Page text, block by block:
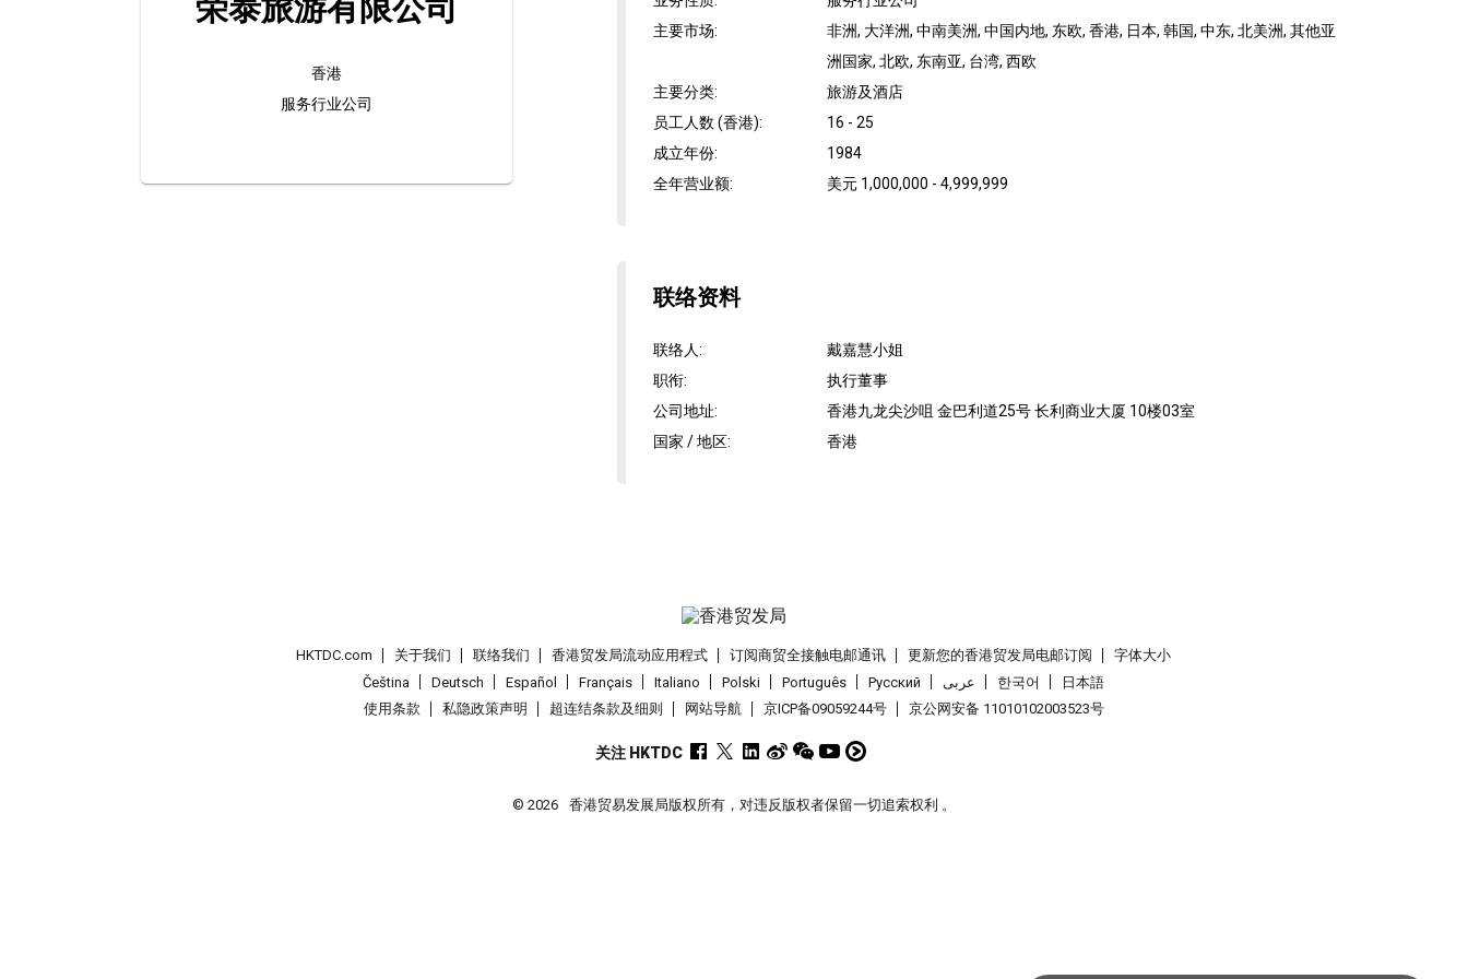
荣泰旅游有限公司
香港
服务行业公司
主要市场:
非洲, 大洋洲, 中南美洲, 中国内地, 东欧, 香港, 日本, 韩国, 中东, 北美洲, 其他亚
洲国家, 北欧, 东南亚, 台湾, 西欧
主要分类:
旅游及酒店
员工人数 (香港):
16 - 25
成立年份:
1984
全年营业额: 美元 1,000,000 - 4,999,999
联络资料
联络人:
戴嘉慧小姐
职衔:
执行董事
公司地址:
香港九龙尖沙咀 金巴利道25号 长利商业大厦 10楼03室
国家 / 地区: 香港
HKTDC.com 关于我们 联络我们 香港贸发局流动应用程式 订阅商贸全接触电邮通讯 更新您的香港贸发局电邮订阅
字体大小
Čeština
Deutsch Español Français Italiano Polski Português Pусский عربى 한국어
日本語
使用条款
私隐政策声明 超连结条款及细则 网站导航 京ICP备09059244号 京公网安备 11010102003523号
关注 HKTDC
© 2026 香港贸易发展局版权所有，对违反版权者保留一切追索权利 。